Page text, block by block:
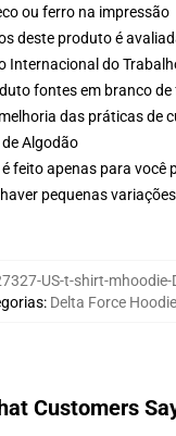
ou ferro na impressão
deste produto é
Internacional do
fontes em branco
das práticas de
Algodão
feito apenas para você
pequenas
US-t-shirt-mhoodie-
: Delta Force
Customers